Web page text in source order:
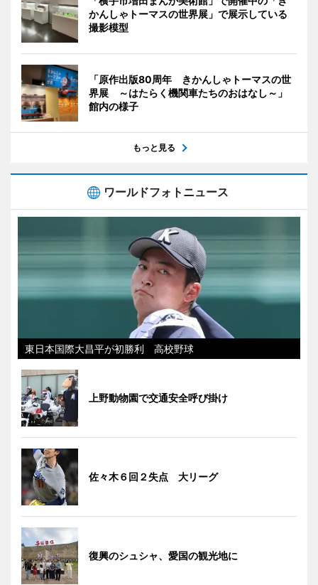
かんしゃトーマスの世界展」で展示している
撮影模型
「原作出版80周年 きかんしゃトーマスの世
界展 ～はたらく機関車たちのおはなし～」
館内の様子
もっと見る
ワールドフォトニュース
東日本国際大昌平が初勝利 高校野球
上野動物園で交通安全呼び掛け
佐々木６回２失点 大リーグ
復興のシュシャ、愛国の観光地に